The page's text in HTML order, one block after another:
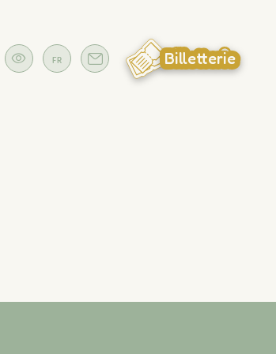
FR Billetterie